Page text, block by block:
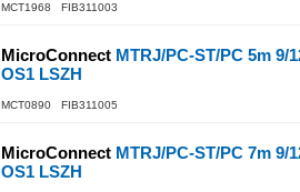
MCT1968 FIB311003
MicroConnect MTRJ/PC-ST/PC 5m 9/
OS1 LSZH
MCT0890 FIB311005
MicroConnect MTRJ/PC-ST/PC 7m 9/
OS1 LSZH